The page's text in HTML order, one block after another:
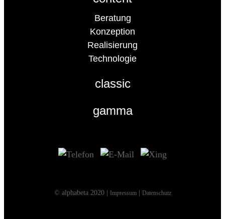
Beratung
Konzeption
Realisierung
Technologie
classic
gamma
© alphabeta 2020 | Impressum| Datenschutz